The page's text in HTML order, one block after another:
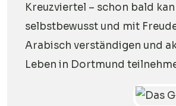
Kreuzviertel – schon bald
selbstbewusst und mit
Arabisch verständigen und
Leben in Dortmund